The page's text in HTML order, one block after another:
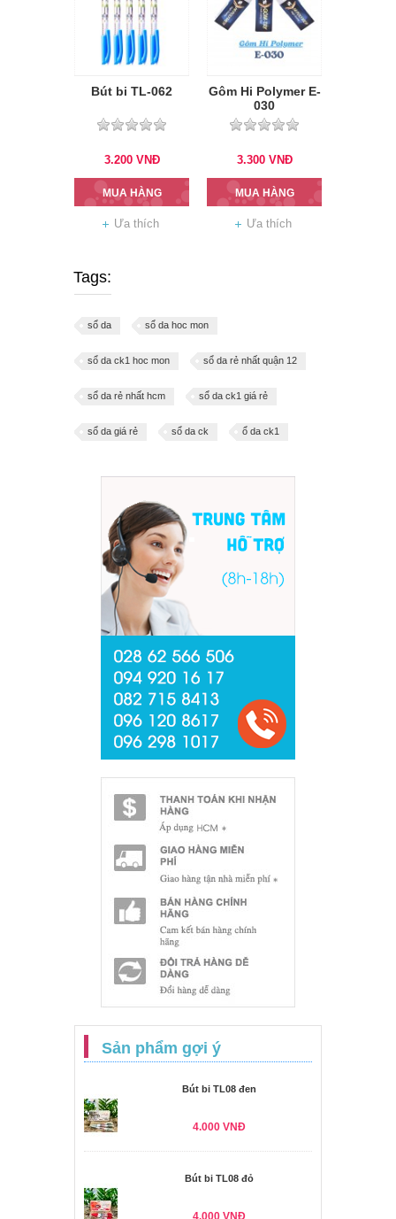
Bút bi TL-062
3.200 VNĐ
MUA HÀNG
Ưa thích
Gôm Hi Polymer E-
030
3.300 VNĐ
MUA HÀNG
Ưa thích
Tags:
sổ da sổ da hoc mon
sổ da ck1 hoc mon sổ da rẻ nhất quận 12
sổ da rẻ nhất hcm sổ da ck1 giá rẻ
sổ da giá rẻ sổ da ck ổ da ck1
Sản phẩm gợi ý
Bút bi TL08 đen
4.000 VNĐ
Bút bi TL08 đỏ